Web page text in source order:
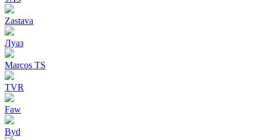
Zastava
Луаз
Marcos TS
TVR
Faw
Byd